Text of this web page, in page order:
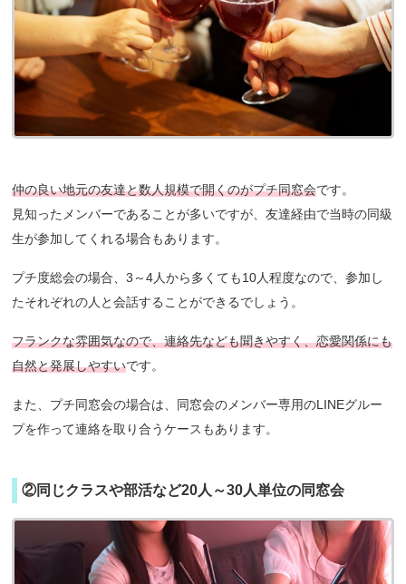
仲の良い地元の友達と数人規模で開くのがプチ同窓会です。
見知ったメンバーであることが多いですが、友達経由で当時の同級
生が参加してくれる場合もあります。
プチ度総会の場合、3～4人から多くても10人程度なので、参加し
たそれぞれの人と会話することができるでしょう。
フランクな雰囲気なので、連絡先なども聞きやすく、恋愛関係にも
自然と発展しやすいです。
また、プチ同窓会の場合は、同窓会のメンバー専用のLINEグルー
プを作って連絡を取り合うケースもあります。
②同じクラスや部活など20人～30人単位の同窓会